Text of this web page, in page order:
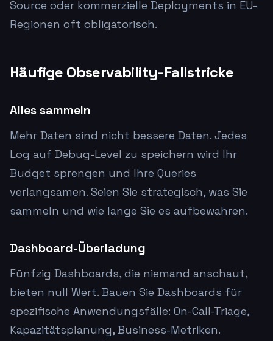
Source oder kommerzielle Deployments in EU-
Regionen oft obligatorisch.
Häufige Observability-Fallstricke
Alles sammeln
Mehr Daten sind nicht bessere Daten. Jedes
Log auf Debug-Level zu speichern wird Ihr
Budget sprengen und Ihre Queries
verlangsamen. Seien Sie strategisch, was Sie
sammeln und wie lange Sie es aufbewahren.
Dashboard-Überladung
Fünfzig Dashboards, die niemand anschaut,
bieten null Wert. Bauen Sie Dashboards für
spezifische Anwendungsfälle: On-Call-Triage,
Kapazitätsplanung, Business-Metriken.